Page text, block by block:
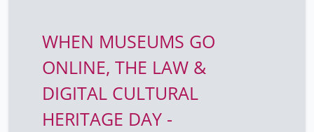
WHEN MUSEUMS GO
ONLINE, THE LAW &
DIGITAL CULTURAL
HERITAGE DAY -